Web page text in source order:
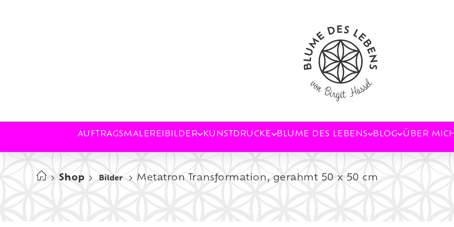
AUFTRAGSMALEREI BILDER KUNSTDRUCKE BLUME DES LEBENS BLOG ÜBER MICH
Shop Bilder Metatron Transformation, gerahmt 50 x 50 cm